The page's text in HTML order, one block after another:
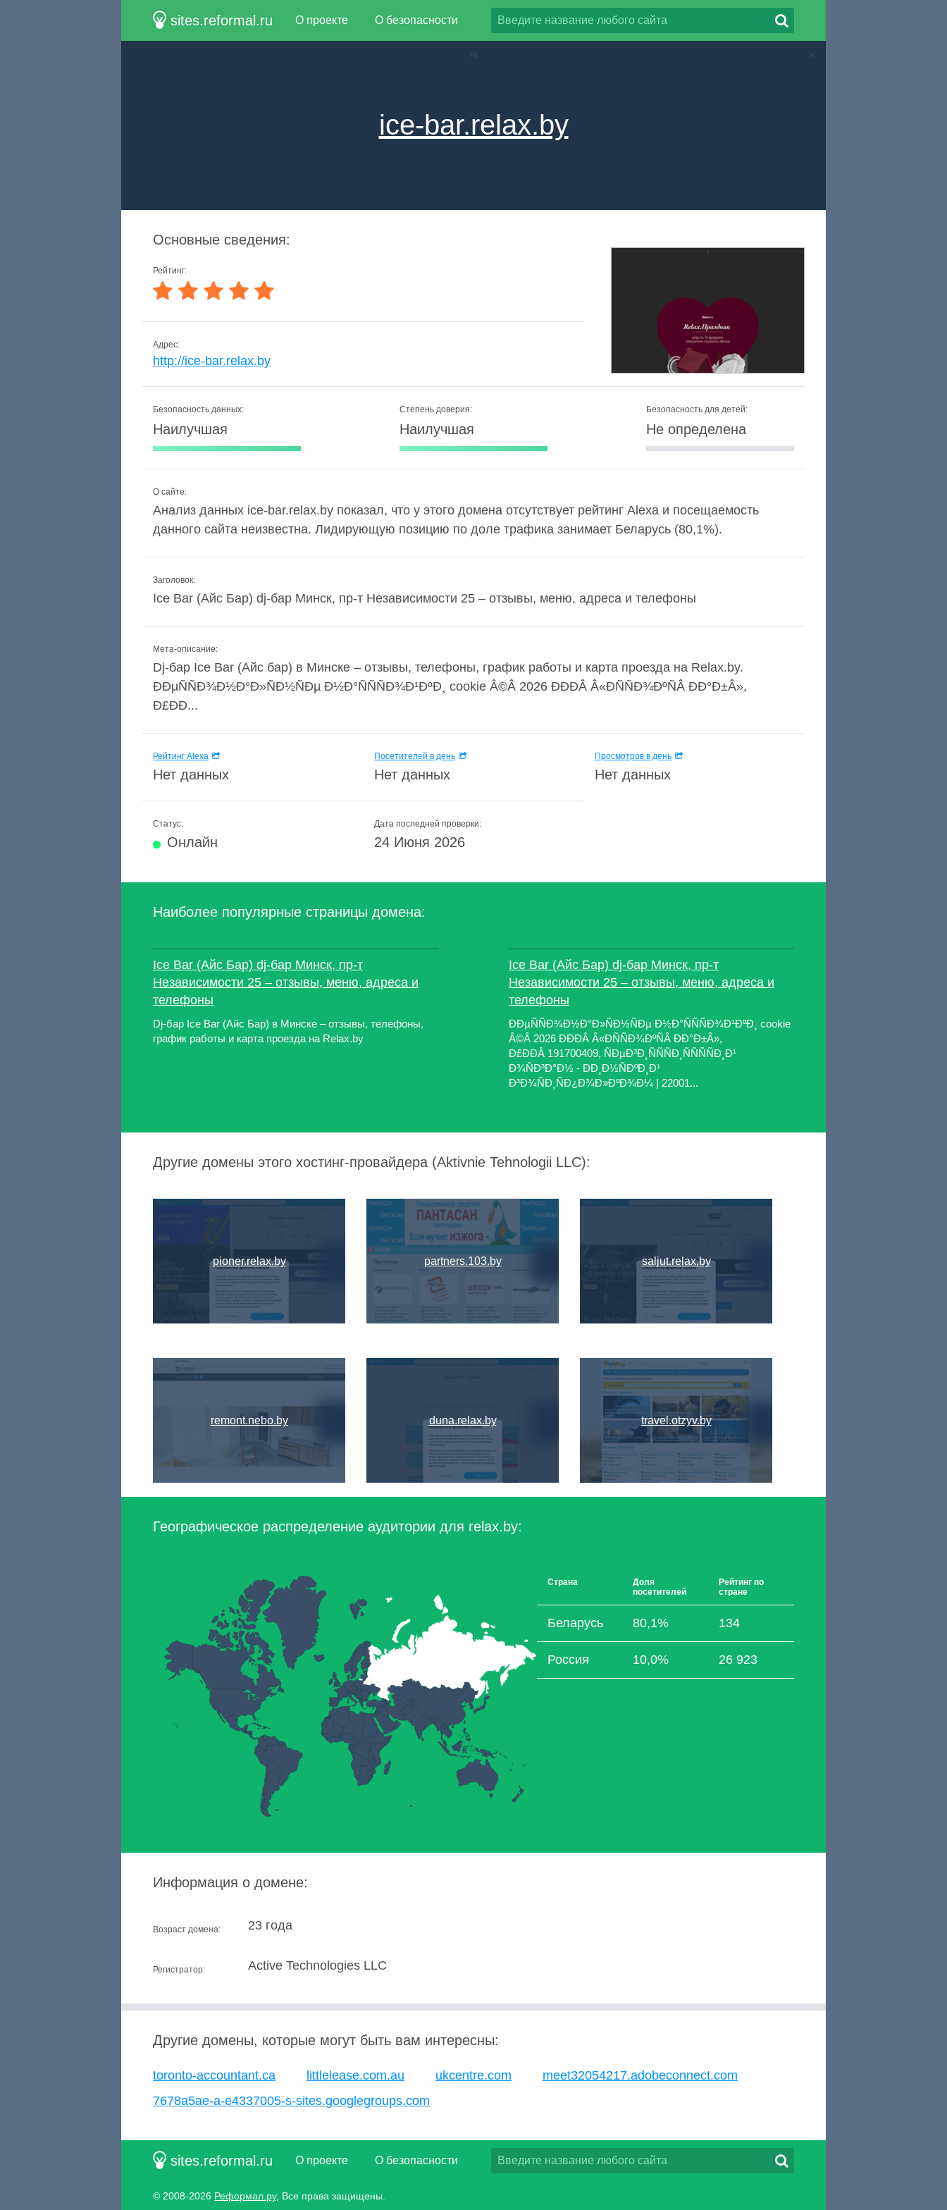
sites.reformal.ru О проекте О безопасности
ice-bar.relax.by
Основные сведения:
Рейтинг:
Адрес:
http://ice-bar.relax.by
Безопасность данных:
Наилучшая
Степень доверия:
Наилучшая
Безопасность для детей:
Не определена
О сайте:
Анализ данных ice-bar.relax.by показал, что у этого домена отсутствует рейтинг Alexa и посещаемость
данного сайта неизвестна. Лидирующую позицию по доле трафика занимает Беларусь (80,1%).
Заголовок:
Ice Bar (Айс Бар) dj-бар Минск, пр-т Независимости 25 – отзывы, меню, адреса и телефоны
Мета-описание:
Dj-бар Ice Bar (Айс бар) в Минске – отзывы, телефоны, график работы и карта проезда на Relax.by.
ÐÐµÑÑÐ¾Ð½Ð°Ð»ÑÐ½ÑÐµ Ð½Ð°ÑÑÑÐ¾Ð¹ÐºÐ¸ cookie Â©Â 2026 ÐÐÐÂ Â«ÐÑÑÐ¾ÐºÑÂ ÐÐ°Ð±Â»,
Ð£ÐÐ...
Рейтинг Alexa
Нет данных
Посетителей в день
Нет данных
Просмотров в день
Нет данных
Статус:
Онлайн
Дата последней проверки:
24 Июня 2026
Наиболее популярные страницы домена:
Ice Bar (Айс Бар) dj-бар Минск, пр-т
Независимости 25 – отзывы, меню, адреса и
телефоны
Dj-бар Ice Bar (Айс Бар) в Минске – отзывы, телефоны,
график работы и карта проезда на Relax.by
Ice Bar (Айс Бар) dj-бар Минск, пр-т
Независимости 25 – отзывы, меню, адреса и
телефоны
ÐÐµÑÑÐ¾Ð½Ð°Ð»ÑÐ½ÑÐµ Ð½Ð°ÑÑÑÐ¾Ð¹ÐºÐ¸ cookie
Â©Â 2026 ÐÐÐÂ Â«ÐÑÑÐ¾ÐºÑÂ ÐÐ°Ð±Â»,
Ð£ÐÐÂ 191700409, ÑÐµÐ³Ð¸ÑÑÑÐ¸ÑÑÑÑÐ¸Ð¹
Ð¾ÑÐ³Ð°Ð½ - ÐÐ¸Ð½ÑÐºÐ¸Ð¹
Ð³Ð¾ÑÐ¸ÑÐ¿Ð¾Ð»ÐºÐ¾Ð¼ | 22001...
Другие домены этого хостинг-провайдера (Aktivnie Tehnologii LLC):
pioner.relax.by
remont.nebo.by
partners.103.by
duna.relax.by
saljut.relax.by
travel.otzyv.by
Географическое распределение аудитории для relax.by:
Страна
Доля
посетителей
Рейтинг по
стране
Беларусь 80,1% 134
Россия 10,0% 26 923
Информация о домене:
Возраст домена: 23 года
Регистратор: Active Technologies LLC
Другие домены, которые могут быть вам интересны:
toronto-accountant.ca littlelease.com.au ukcentre.com
meet32054217.adobeconnect.com
7678a5ae-a-e4337005-s-sites.googlegroups.com
sites.reformal.ru О проекте О безопасности
© 2008-2026 Реформал.ру, Все права защищены.